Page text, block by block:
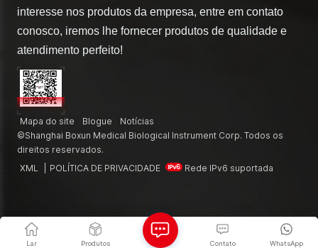
interesse nos produtos da empresa, entre em contato
conosco, iremos lhe fornecer produtos de qualidade e
atendimento perfeito!
Mapa do site Blogue
Notícias
©Shanghai Boxun Medical Biological Instrument Corp. Todos os
direitos reservados.
XML
POLÍTICA DE PRIVACIDADE Rede IPv6 suportada
Lar Produtos WhatsApp
Contato